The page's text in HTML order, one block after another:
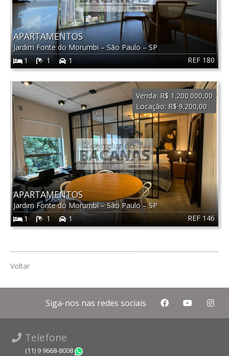
REF 180
APARTAMENTOS
Jardim Fonte do Morumbi–São Paulo– SP
1
1 1
REF 146
APARTAMENTOS
Jardim Fonte do Morumbi–São Paulo–SP
1
1 1
Venda: R$ 1.200.000,00
Locação: R$ 9.200,00
Voltar
Siga-nos nas redes sociais
Telefone
(11) 9 9668-8008